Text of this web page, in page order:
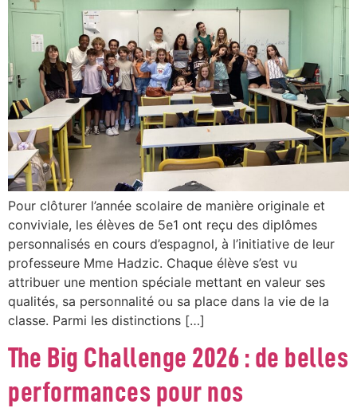
Pour clôturer l’année scolaire de manière originale et
conviviale, les élèves de 5e1 ont reçu des diplômes
personnalisés en cours d’espagnol, à l’initiative de leur
professeure Mme Hadzic. Chaque élève s’est vu
attribuer une mention spéciale mettant en valeur ses
qualités, sa personnalité ou sa place dans la vie de la
classe. Parmi les distinctions […]
The Big Challenge 2026 : de belles
performances pour nos